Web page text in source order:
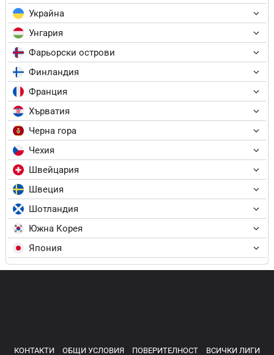
Украйна
Унгария
Фарьорски острови
Финландия
Франция
Хърватия
Черна гора
Чехия
Швейцария
Швеция
Шотландия
Южна Корея
Япония
КОНТАКТИ ОБЩИ УСЛОВИЯ ПОВЕРИТЕЛНОСТ ВСИЧКИ ЛИГИ